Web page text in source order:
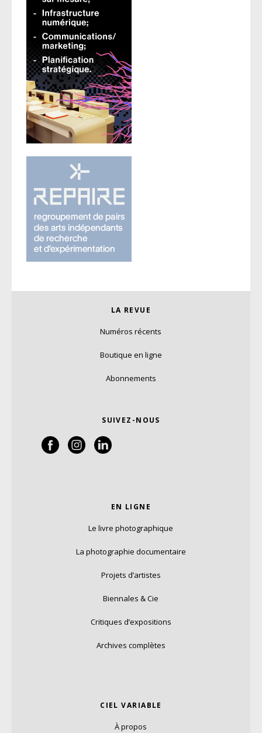
LA REVUE
Numéros récents
Boutique en ligne
Abonnements
SUIVEZ-NOUS
EN LIGNE
Le livre photographique
La photographie documentaire
Projets d’artistes
Biennales & Cie
Critiques d’expositions
Archives complètes
CIEL VARIABLE
À propos